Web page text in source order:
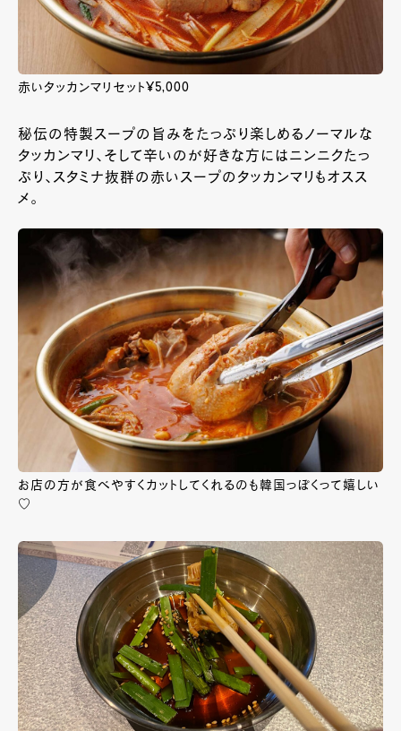
赤いタッカンマリセット¥5,000
秘伝の特製スープの旨みをたっぷり楽しめるノーマルな
タッカンマリ、そして辛いのが好きな方にはニンニクたっ
ぷり、スタミナ抜群の赤いスープのタッカンマリもオスス
メ。
お店の方が食べやすくカットしてくれるのも韓国っぽくって嬉しい
♡